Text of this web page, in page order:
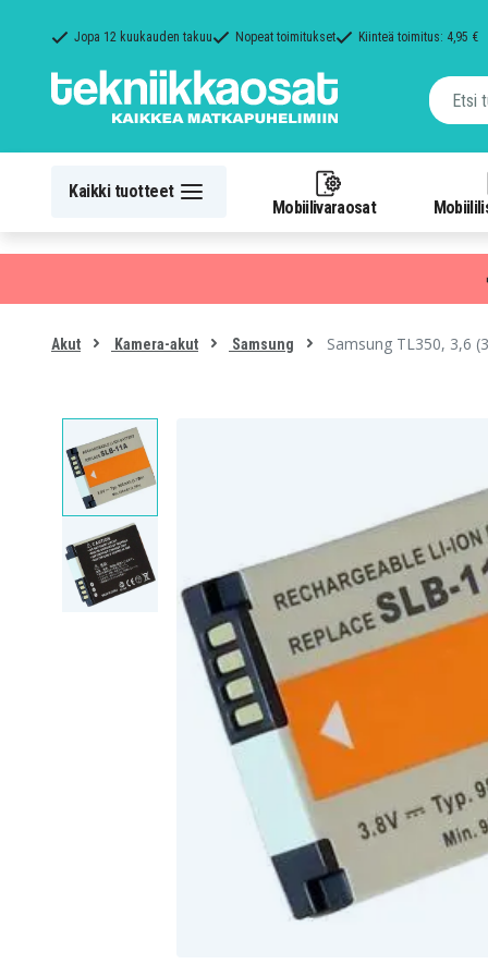
Jopa 12 kuukauden takuu Nopeat toimitukset Kiinteä toimitus: 4,95 €
Kaikki tuotteet
Mobiilivaraosat
Akut Kamera-akut Samsung Samsung TL350, 3,6